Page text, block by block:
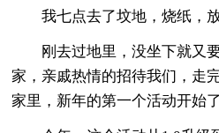
我七点去了坟地，烧纸，
刚去过地里，没坐下就又
家，亲戚热情的招待我们，走
家里，新年的第一个活动开始了